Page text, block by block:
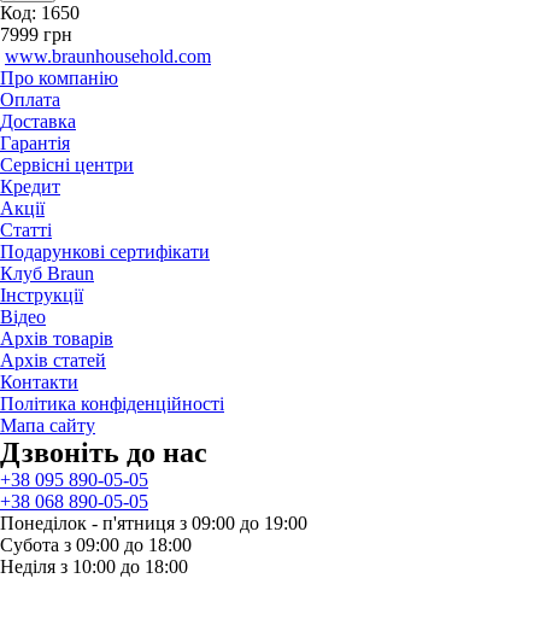
Код: 1650
7999 грн
www.braunhousehold.com
Про компанію
Оплата
Доставка
Гарантія
Сервісні центри
Кредит
Акції
Статті
Подарункові сертифікати
Клуб Braun
Iнструкції
Відео
Архів товарів
Архів статей
Контакти
Політика конфіденційності
Мапа сайту
Дзвонiть до нас
+38 095 890-05-05
+38 068 890-05-05
Понеділок - п'ятниця з 09:00 до 19:00
Субота з 09:00 до 18:00
Неділя з 10:00 до 18:00